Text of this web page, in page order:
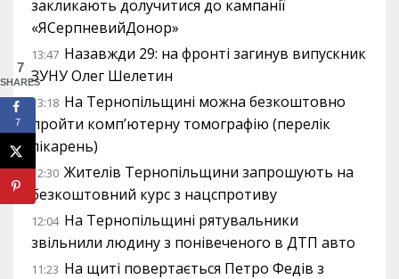
закликають долучитися до кампанії
«ЯСерпневийДонор»
13:47 Назавжди 29: на фронті загинув випускник
ЗУНУ Олег Шелетин
13:18 На Тернопільщині можна безкоштовно
пройти комп’ютерну томографію (перелік
лікарень)
12:30 Жителів Тернопільщини запрошують на
безкоштовний курс з нацспротиву
12:04 На Тернопільщині рятувальники
звільнили людину з понівеченого в ДТП авто
11:23 На щиті повертається Петро Федів з
7
SHARES
7